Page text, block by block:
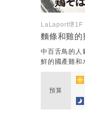
LaLaport堺1F
麵條和雞的
中百舌鳥的人
鮮的國產雞和
預算